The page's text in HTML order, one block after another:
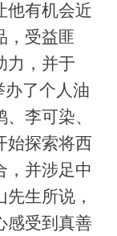
他有机会近
，受益匪
力，并于
了个人油
李可染、
始探索将西
，并涉足中
生所说，
感受到真善